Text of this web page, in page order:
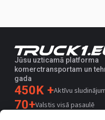
Jūsu uzticamā platforma
komerctransportam un
gada
450K +Aktīvu
70+Valstis visā pasaulē